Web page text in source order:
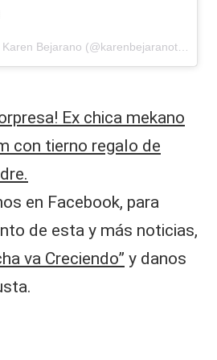
Una foto publicada por Karen Bejarano (@karenbejaranotv) el
Ex chica mekano
con tierno regalo de
en Facebook, para
de esta y más noticias,
va Creciendo” y danos